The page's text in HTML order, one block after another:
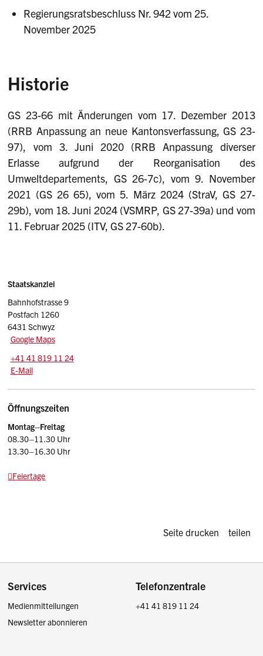
Regierungsratsbeschluss Nr. 942 vom 25.
November 2025
Historie
GS 23-66 mit Änderungen vom 17. Dezember 2013
(RRB Anpassung an neue Kantonsverfassung, GS 23-
97), vom 3. Juni 2020 (RRB Anpassung diverser
Erlasse aufgrund der Reorganisation des
Umweltdepartements, GS 26-7c), vom 9. November
2021 (GS 26 65), vom 5. März 2024 (StraV, GS 27-
29b), vom 18. Juni 2024 (VSMRP, GS 27-39a) und vom
11. Februar 2025 (ITV, GS 27-60b).
Sidebar
Adresse
Staatskanzlei
Bahnhofstrasse 9
Postfach 1260
6431 Schwyz
Google Maps
Tel.:
+41 41 819 11 24
E-Mail: srsz
E-Mail
Öffnungszeiten
Montag–Freitag
08.30–11.30 Uhr
13.30–16.30 Uhr
Feiertage
Diese Seite
Seite drucken teilen
Footer
Services
Medienmitteilungen
Newsletter abonnieren
Telefonzentrale
+41 41 819 11 24